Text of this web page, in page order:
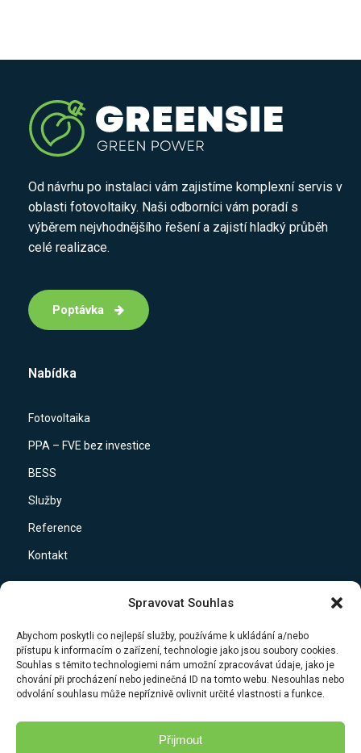
Spravovat Souhlas
Abychom poskytli co nejlepší služby, používáme k ukládání a/nebo
přístupu k informacím o zařízení, technologie jako jsou soubory cookies.
Souhlas s těmito technologiemi nám umožní zpracovávat údaje, jako je
chování při procházení nebo jedinečná ID na tomto webu. Nesouhlas nebo
odvolání souhlasu může nepříznivě ovlivnit určité vlastnosti a funkce.
Přijmout
Od návrhu po instalaci vám zajistíme komplexní servis v
oblasti fotovoltaiky. Naši odborníci vám poradí s
výběrem nejvhodnějšího řešení a zajistí hladký průběh
celé realizace.
Poptávka
Nabídka
Fotovoltaika
PPA – FVE bez investice
BESS
Služby
Reference
Kontakt
Facebook
Youtube